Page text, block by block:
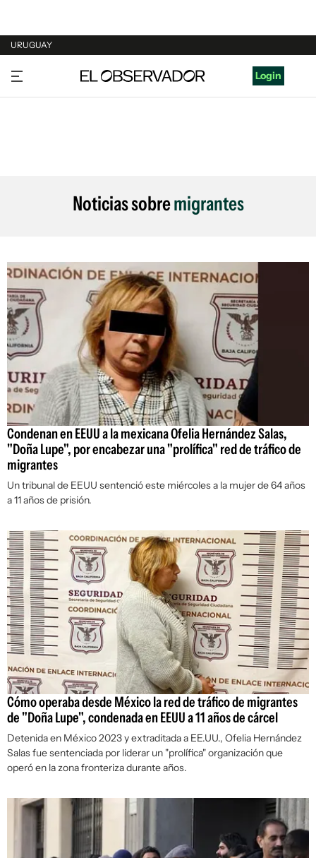
URUGUAY
URUGUAY
ARGENTINA
Login
Noticias sobremigrantes
Condenan en EEUU a la mexicana Ofelia Hernández Salas,
"Doña Lupe", por encabezar una "prolífica" red de tráfico de
migrantes
Un tribunal de EEUU sentenció este miércoles a la mujer de 64 años
a 11 años de prisión.
Cómo operaba desde México la red de tráfico de migrantes
de "Doña Lupe", condenada en EEUU a 11 años de cárcel
Detenida en México 2023 y extraditada a EE.UU., Ofelia Hernández
Salas fue sentenciada por liderar un "prolífica" organización que
operó en la zona fronteriza durante años.